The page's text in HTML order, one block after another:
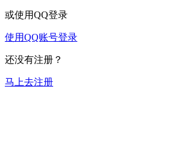
或使用QQ登录
使用QQ账号登录
还没有注册？
马上去注册